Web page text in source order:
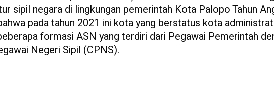
sipil negara di lingkungan pemerintah Kota Palopo Tahun
pada tahun 2021 ini kota yang berstatus kota
formasi ASN yang terdiri dari Pegawai Pemerintah
Negeri Sipil (CPNS).